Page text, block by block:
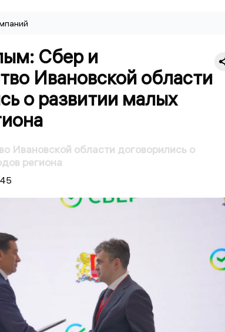
Сбер и
Ивановской области
о развитии малых
Ивановской области договорились о
региона